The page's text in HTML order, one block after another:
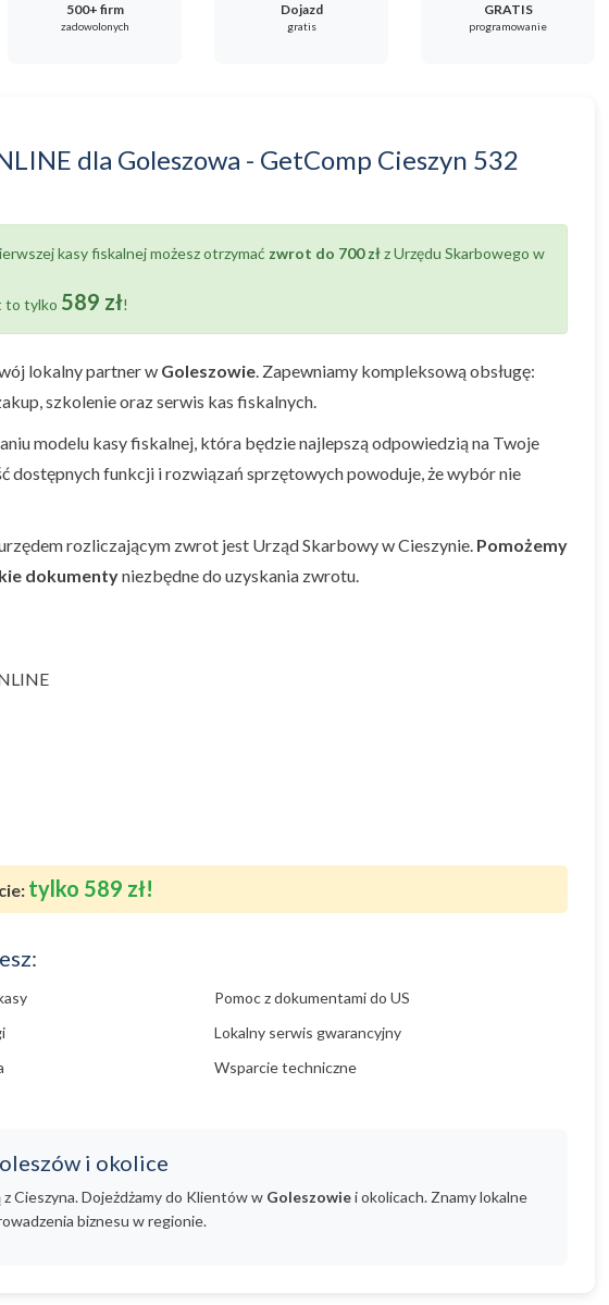
500+ firm
zadowolonych
Dojazd
gratis
GRATIS
programowanie
dla Goleszowa - GetComp Cieszyn 532
kasy fiskalnej możesz otrzymać zwrot do 700 złz Urzędu Skarbowego w
to tylko 589 zł!
lokalny partner w Goleszowie. Zapewniamy kompleksową obsługę:
szkolenie oraz serwis kas fiskalnych.
modelu kasy fiskalnej, która będzie najlepszą odpowiedzią na Twoje
dostępnych funkcji i rozwiązań sprzętowych powoduje, że wybór nie
rozliczającym zwrot jest Urząd Skarbowy w Cieszynie. Pomożemy
dokumentyniezbędne do uzyskania zwrotu.
tylko 589 zł!
Pomoc z dokumentami do US
Lokalny serwis gwarancyjny
Wsparcie techniczne
i okolice
z Cieszyna. Dojeżdżamy do Klientów w Goleszowiei okolicach. Znamy lokalne
biznesu w regionie.